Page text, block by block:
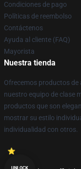
Condiciones de pago
Políticas de reembolso
Contáctenos
Ayuda al cliente (FAQ)
Mayorista
Nuestra tienda
Ofrecemos productos
nuestro equipo de clase
productos que son
mostrar su estilo
individualidad con otros.
UNLOCK